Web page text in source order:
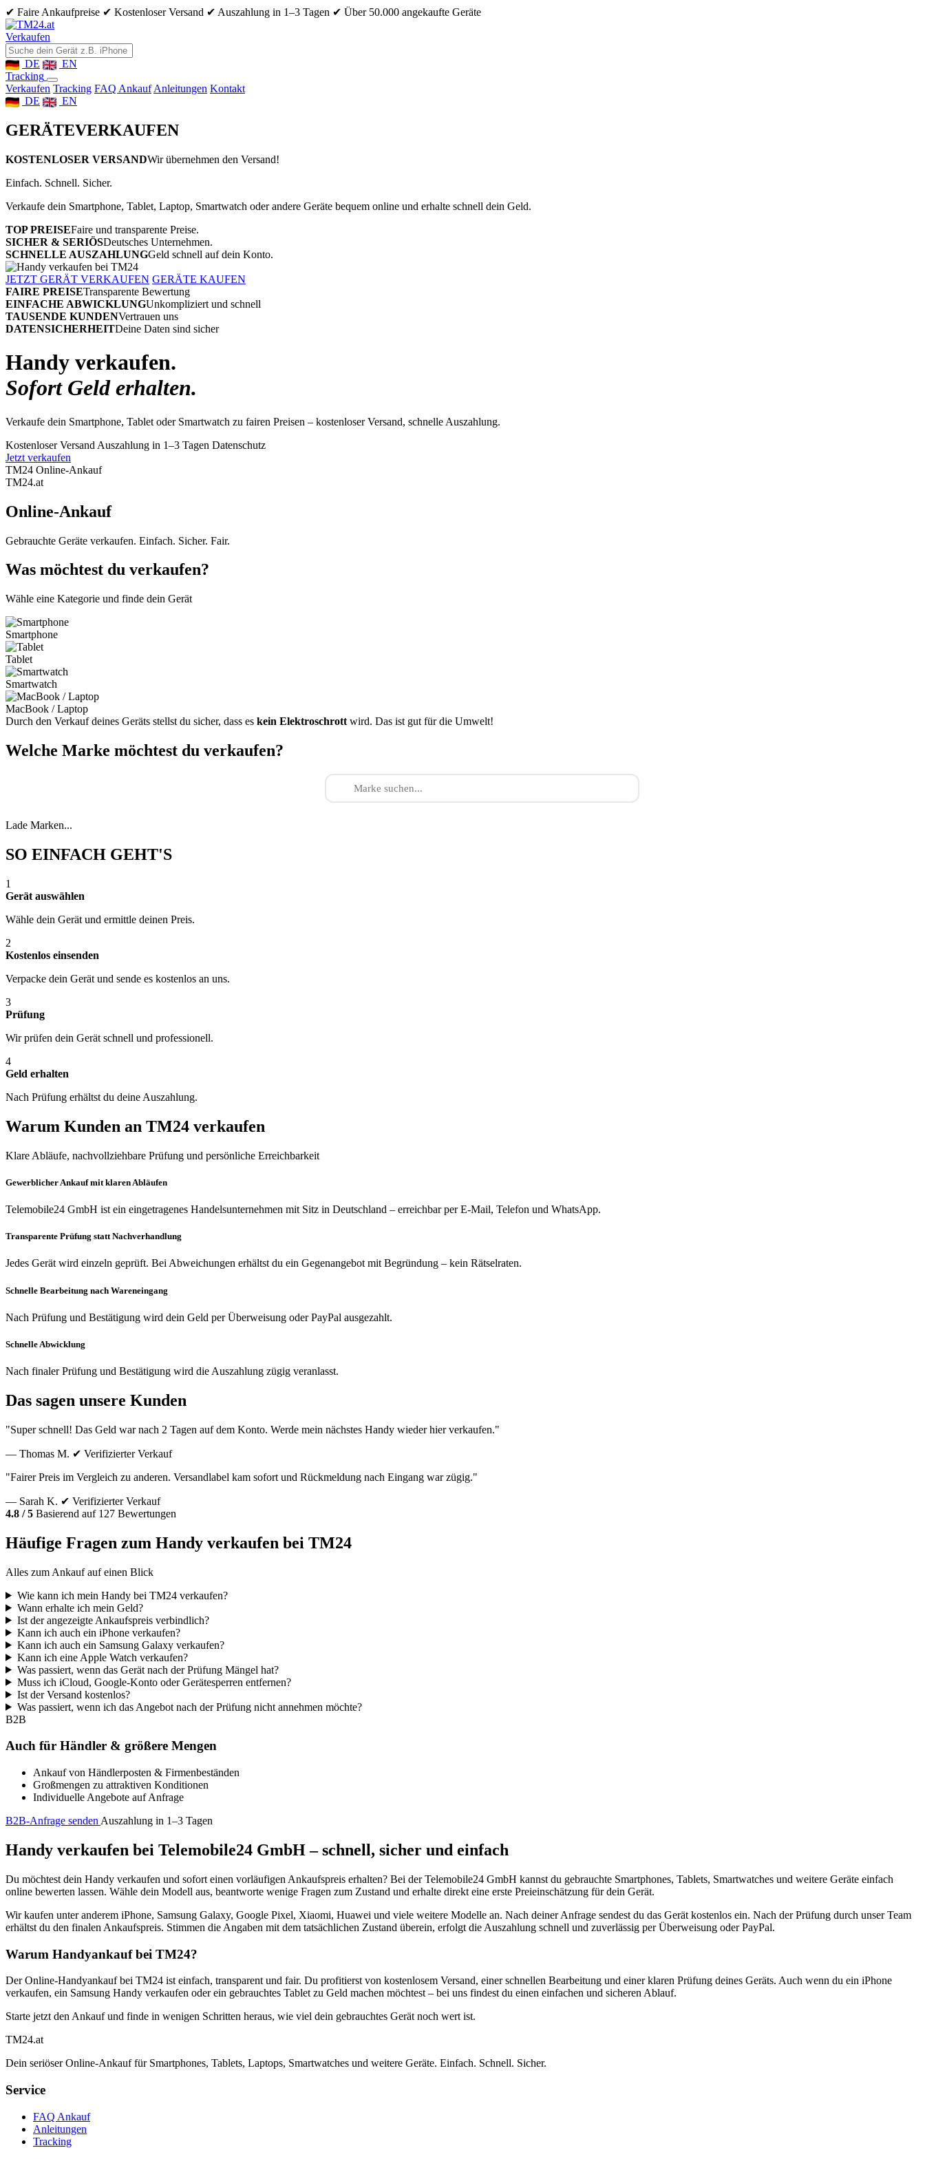
✔ Faire Ankaufpreise ✔ Kostenloser Versand ✔ Auszahlung in 1–3 Tagen ✔ Über 50.000 angekaufte Geräte
Verkaufen
DE
EN
Tracking
Verkaufen Tracking FAQ Ankauf Anleitungen Kontakt
DE
EN
GERÄTEVERKAUFEN
KOSTENLOSER VERSANDWir übernehmen den Versand!
Einfach. Schnell. Sicher.
Verkaufe dein Smartphone, Tablet, Laptop, Smartwatch oder andere Geräte bequem online und erhalte schnell dein Geld.
TOP PREISEFaire und transparente Preise.
SICHER & SERIÖSDeutsches Unternehmen.
SCHNELLE AUSZAHLUNGGeld schnell auf dein Konto.
JETZT GERÄT VERKAUFEN GERÄTE KAUFEN
FAIRE PREISETransparente Bewertung
EINFACHE ABWICKLUNGUnkompliziert und schnell
TAUSENDE KUNDENVertrauen uns
DATENSICHERHEITDeine Daten sind sicher
Handy verkaufen.
Sofort Geld erhalten.
Verkaufe dein Smartphone, Tablet oder Smartwatch zu fairen Preisen – kostenloser Versand, schnelle Auszahlung.
Kostenloser Versand Auszahlung in 1–3 Tagen Datenschutz
Jetzt verkaufen
TM24 Online-Ankauf
TM24.at
Online-Ankauf
Gebrauchte Geräte verkaufen. Einfach. Sicher. Fair.
Was möchtest du verkaufen?
Wähle eine Kategorie und finde dein Gerät
Smartphone
Tablet
Smartwatch
MacBook / Laptop
Durch den Verkauf deines Geräts stellst du sicher, dass es kein Elektroschrott wird. Das ist gut für die Umwelt!
Welche Marke möchtest du verkaufen?
Lade Marken...
SO EINFACH GEHT'S
1
Gerät auswählen
Wähle dein Gerät und ermittle deinen Preis.
2
Kostenlos einsenden
Verpacke dein Gerät und sende es kostenlos an uns.
3
Prüfung
Wir prüfen dein Gerät schnell und professionell.
4
Geld erhalten
Nach Prüfung erhältst du deine Auszahlung.
Warum Kunden an TM24 verkaufen
Klare Abläufe, nachvollziehbare Prüfung und persönliche Erreichbarkeit
Gewerblicher Ankauf mit klaren Abläufen
Telemobile24 GmbH ist ein eingetragenes Handelsunternehmen mit Sitz in Deutschland – erreichbar per E-Mail, Telefon und WhatsApp.
Transparente Prüfung statt Nachverhandlung
Jedes Gerät wird einzeln geprüft. Bei Abweichungen erhältst du ein Gegenangebot mit Begründung – kein Rätselraten.
Schnelle Bearbeitung nach Wareneingang
Nach Prüfung und Bestätigung wird dein Geld per Überweisung oder PayPal ausgezahlt.
Schnelle Abwicklung
Nach finaler Prüfung und Bestätigung wird die Auszahlung zügig veranlasst.
Das sagen unsere Kunden
"Super schnell! Das Geld war nach 2 Tagen auf dem Konto. Werde mein nächstes Handy wieder hier verkaufen."
— Thomas M. ✔ Verifizierter Verkauf
"Fairer Preis im Vergleich zu anderen. Versandlabel kam sofort und Rückmeldung nach Eingang war zügig."
— Sarah K. ✔ Verifizierter Verkauf
4.8 / 5 Basierend auf 127 Bewertungen
Häufige Fragen zum Handy verkaufen bei TM24
Alles zum Ankauf auf einen Blick
Wie kann ich mein Handy bei TM24 verkaufen?
Wann erhalte ich mein Geld?
Ist der angezeigte Ankaufspreis verbindlich?
Kann ich auch ein iPhone verkaufen?
Kann ich auch ein Samsung Galaxy verkaufen?
Kann ich eine Apple Watch verkaufen?
Was passiert, wenn das Gerät nach der Prüfung Mängel hat?
Muss ich iCloud, Google-Konto oder Gerätesperren entfernen?
Ist der Versand kostenlos?
Was passiert, wenn ich das Angebot nach der Prüfung nicht annehmen möchte?
B2B
Auch für Händler & größere Mengen
Ankauf von Händlerposten & Firmenbeständen
Großmengen zu attraktiven Konditionen
Individuelle Angebote auf Anfrage
B2B-Anfrage senden Auszahlung in 1–3 Tagen
Handy verkaufen bei Telemobile24 GmbH – schnell, sicher und einfach
Du möchtest dein Handy verkaufen und sofort einen vorläufigen Ankaufspreis erhalten? Bei der Telemobile24 GmbH kannst du gebrauchte Smartphones, Tablets, Smartwatches und weitere Geräte einfach
online bewerten lassen. Wähle dein Modell aus, beantworte wenige Fragen zum Zustand und erhalte direkt eine erste Preieinschätzung für dein Gerät.
Wir kaufen unter anderem iPhone, Samsung Galaxy, Google Pixel, Xiaomi, Huawei und viele weitere Modelle an. Nach deiner Anfrage sendest du das Gerät kostenlos ein. Nach der Prüfung durch unser Team
erhältst du den finalen Ankaufspreis. Stimmen die Angaben mit dem tatsächlichen Zustand überein, erfolgt die Auszahlung schnell und zuverlässig per Überweisung oder PayPal.
Warum Handyankauf bei TM24?
Der Online-Handyankauf bei TM24 ist einfach, transparent und fair. Du profitierst von kostenlosem Versand, einer schnellen Bearbeitung und einer klaren Prüfung deines Geräts. Auch wenn du ein iPhone
verkaufen, ein Samsung Handy verkaufen oder ein gebrauchtes Tablet zu Geld machen möchtest – bei uns findest du einen einfachen und sicheren Ablauf.
Starte jetzt den Ankauf und finde in wenigen Schritten heraus, wie viel dein gebrauchtes Gerät noch wert ist.
TM24.at
Dein seriöser Online-Ankauf für Smartphones, Tablets, Laptops, Smartwatches und weitere Geräte. Einfach. Schnell. Sicher.
Service
FAQ Ankauf
Anleitungen
Tracking